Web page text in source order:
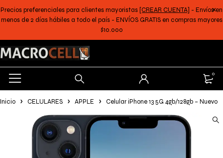
Precios preferenciales para clientes mayoristas [CREAR CUENTA] - Envíos en
menos de 2 días hábiles a todo el país - ENVÍOS GRATIS en compras mayores
$10.000
0
Inicio CELULARES APPLE Celular iPhone 13 5G 4gb/128gb – Nuevo